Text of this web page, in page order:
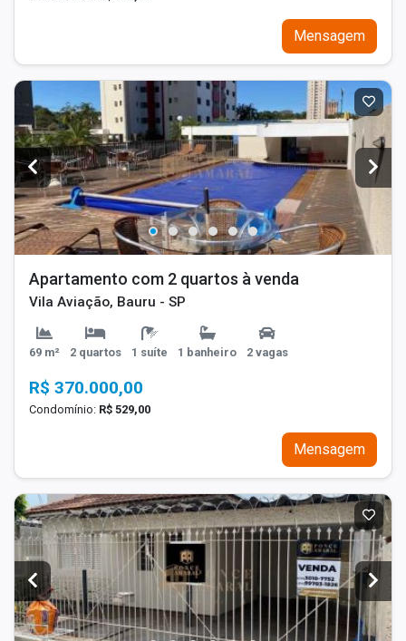
Mensagem
Apartamento com 2 quartos à venda
Vila Aviação, Bauru - SP
69 m² 2 quartos 1 suíte 1 banheiro 2 vagas
R$ 370.000,00
Condomínio: R$ 529,00
Mensagem